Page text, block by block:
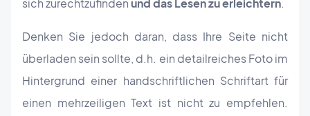
sich zurechtzufindenund das Lesen zu erleichtern.
Denken Sie jedoch daran, dass Ihre Seite nicht
überladen sein sollte, d.h. ein detailreiches Foto im
Hintergrund einer handschriftlichen Schriftart für
einen mehrzeiligen Text ist nicht zu empfehlen.